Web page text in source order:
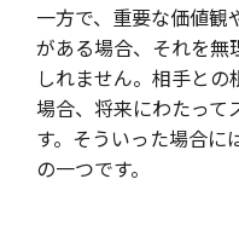
一方で、重要な価値観
がある場合、それを無
しれません。相手と
場合、将来にわたって
す。そういった場合に
の一つです。